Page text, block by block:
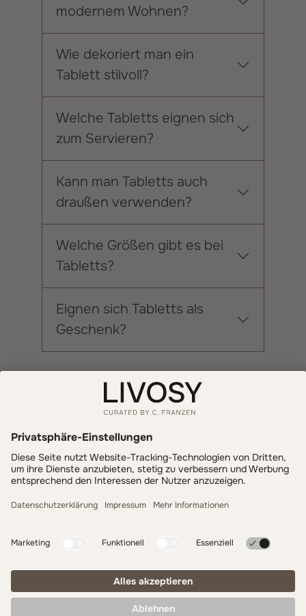
modernem Wohnen?
Wie dekoriert man ein
Tablett stilvoll?
Welche Tabletts eignen sich
zum Servieren?
Kann man Tabletts auch
draußen verwenden?
Welche Größen gibt es bei
Tabletts?
Eignen sich Tabletts als
Geschenk?
Zahlung & Versand
LIVOSY
Get inspired - follow us!